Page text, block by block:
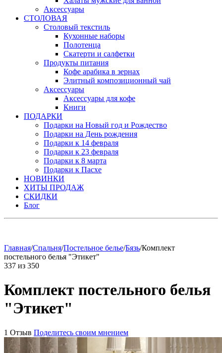
Аксессуары
СТОЛОВАЯ
Столовый текстиль
Кухонные наборы
Полотенца
Скатерти и салфетки
Продукты питания
Кофе арабика в зернах
Элитный композиционный чай
Аксессуары
Аксессуары для кофе
Книги
ПОДАРКИ
Подарки на Новый год и Рождество
Подарки на День рождения
Подарки к 14 февраля
Подарки к 23 февраля
Подарки к 8 марта
Подарки к Пасхе
НОВИНКИ
ХИТЫ ПРОДАЖ
СКИДКИ
Блог
Главная/Спальня/Постельное белье/Бязь/Комплект
постельного белья "Этикет"
337 из 350
Комплект постельного белья
"Этикет"
1 Отзыв Поделитесь своим мнением